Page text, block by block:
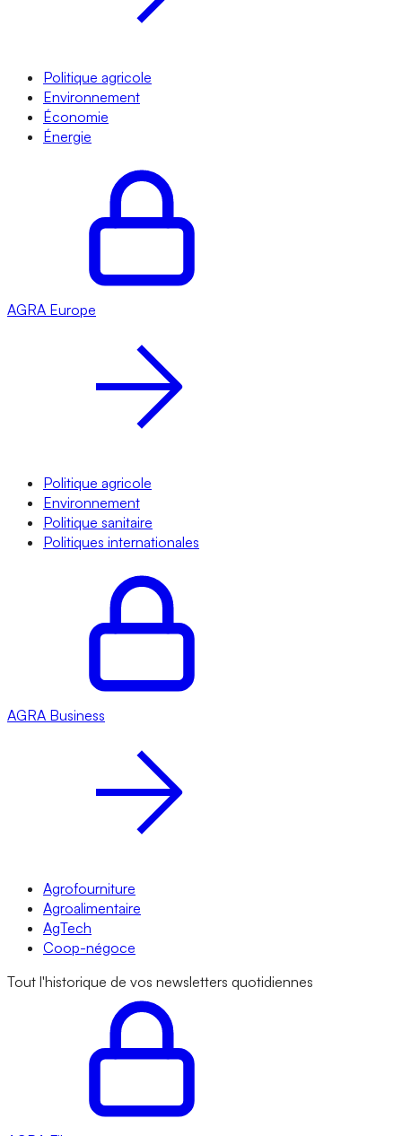
Politique agricole
Environnement
Économie
Énergie
AGRA Europe
Politique agricole
Environnement
Politique sanitaire
Politiques internationales
AGRA Business
Agrofourniture
Agroalimentaire
AgTech
Coop-négoce
Tout l'historique de vos newsletters quotidiennes